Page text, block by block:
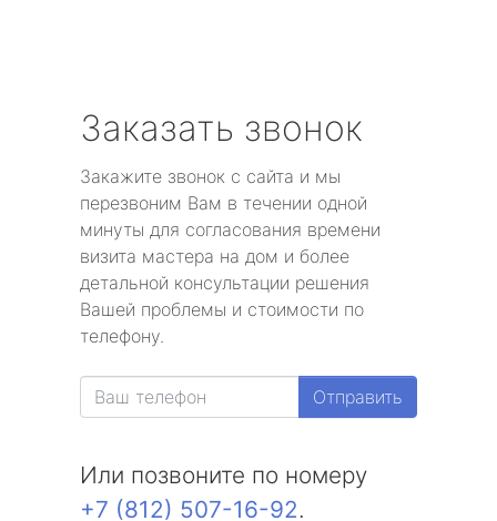
Заказать звонок
Закажите звонок с сайта и мы
перезвоним Вам в течении одной
минуты для согласования времени
визита мастера на дом и более
детальной консультации решения
Вашей проблемы и стоимости по
телефону.
Отправить
Или позвоните по номеру
+7 (812) 507-16-92.